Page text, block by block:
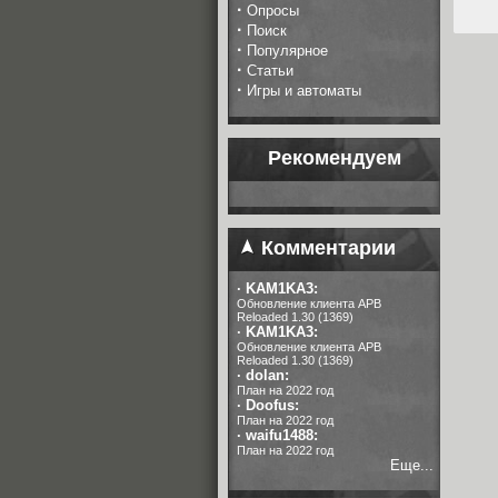
· Опросы
· Поиск
· Популярное
· Статьи
· Игры и автоматы
Рекомендуем
Комментарии
· KAM1KA3:
Обновление клиента APB
Reloaded 1.30 (1369)
· KAM1KA3:
Обновление клиента APB
Reloaded 1.30 (1369)
· dolan:
План на 2022 год
· Doofus:
План на 2022 год
· waifu1488:
План на 2022 год
Еще...